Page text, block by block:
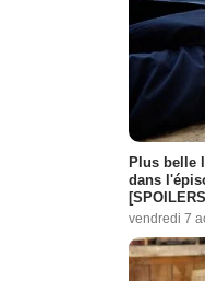
Plus belle
dans
vendredi 7